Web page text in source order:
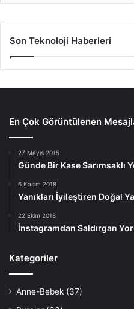
Son Teknoloji Haberleri
En Çok Görüntülenen
27 Mayıs 2015
Günde Bir Kase Sarımsaklı
6 Kasım 2018
Yanıkları İyileştiren Doğal
22 Ekim 2018
İnstagramdan Saldırgan
Kategoriler
Anne-Bebek (37)